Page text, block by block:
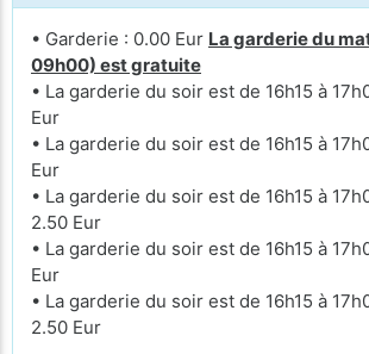
• Garderie : 0.00 Eur La garderie du
09h00) est gratuite
• La garderie du soir est de 16h15 à
Eur
• La garderie du soir est de 16h15 à
Eur
• La garderie du soir est de 16h15 à
2.50 Eur
• La garderie du soir est de 16h15 à
Eur
• La garderie du soir est de 16h15 à
2.50 Eur